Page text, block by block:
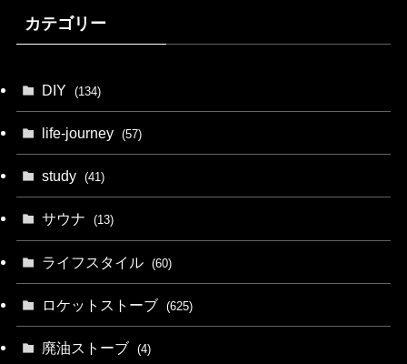
カテゴリー
DIY (134)
life-journey (57)
study (41)
サウナ (13)
ライフスタイル (60)
ロケットストーブ (625)
廃油ストーブ (4)